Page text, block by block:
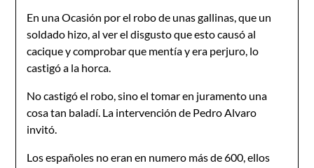
En una Ocasión por el robo de unas gallinas, que un
soldado hizo, al ver el disgusto que esto causó al
cacique y comprobar que mentía y era perjuro, lo
castigó a la horca.
No castigó el robo, sino el tomar en juramento una
cosa tan baladí. La intervención de Pedro Alvaro
invitó.
Los españoles no eran en numero más de 600, ellos